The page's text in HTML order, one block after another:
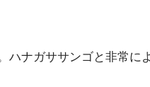
ハナガササンゴと非常に